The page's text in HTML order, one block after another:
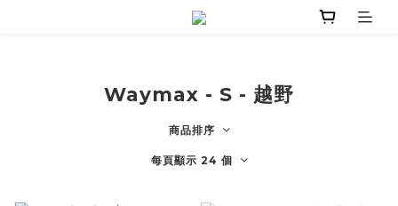
Waymax - S - 越野
商品排序
每頁顯示 24 個